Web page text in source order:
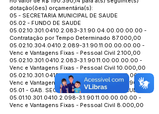
dotação(ões) orçamentária(s):
05 - SECRETARIA MUNICIPAL DE SAUDE
05.02 - FUNDO DE SAUDE
05.02.10.301.0410.2.083-3.1.90.04.00.00.00.00 -
Contratação por Tempo Determinado 87.000,00
05.02.10.304.0410.2.089-3.1.90.11.00.00.00.00 -
Venc e Vantagens Fixas - Pessoal Civil 2.100,00
05.02.10.301.0410.2.083-3.1.90.11.00.00.00.00 -
Venc e Vantagens Fixas - Pessoal Civil 10.000,00
05.02.10.301.0410.2.079-3.1.90.11.00.00.00.00 -
Venc e Vantagens Fixas - Pessoal Civil 83.290,14
05.01 - GAB. SECRETARIA MUNICIPAL DE SAUDE
05.01.10.301.0410.2.098-3.1.90.11.00.00.00.00 -
Venc e Vantagens Fixas - Pessoal Civil 8.000,00